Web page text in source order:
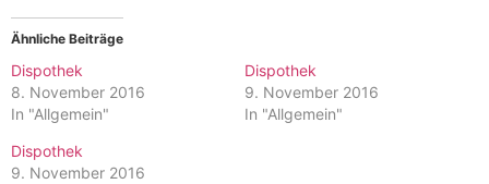
Ähnliche Beiträge
Dispothek
8. November 2016
In "Allgemein"
Dispothek
9. November 2016
In "Allgemein"
Dispothek
9. November 2016